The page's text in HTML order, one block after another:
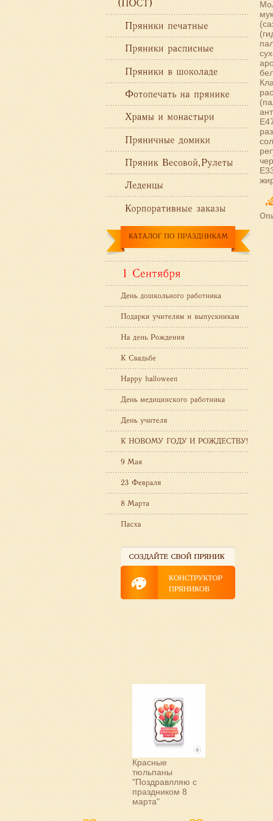
Красные
тюльпаны
"Поздравлляю с
праздником 8
марта"